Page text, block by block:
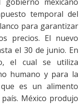
temporal del
para garantizar
precios. El nuevo
el 30 de junio. En
el cual se utiliza
humano y para la
es un alimento
México produjo